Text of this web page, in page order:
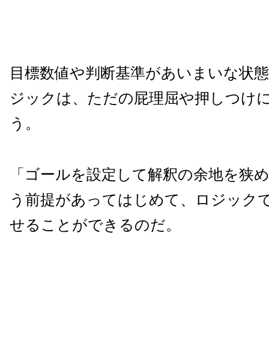
目標数値や判断基準があいまいな状
ジックは、ただの屁理屈や押しつけ
う。
「ゴールを設定して解釈の余地を狭
う前提があってはじめて、ロジック
せることができるのだ。